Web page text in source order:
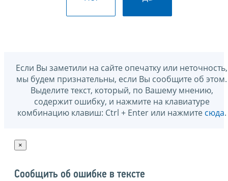
Если Вы заметили на сайте опечатку или неточность,
мы будем признательны, если Вы сообщите об этом.
Выделите текст, который, по Вашему мнению,
содержит ошибку, и нажмите на клавиатуре
комбинацию клавиш: Ctrl + Enter или нажмите сюда.
×
Сообщить об ошибке в тексте